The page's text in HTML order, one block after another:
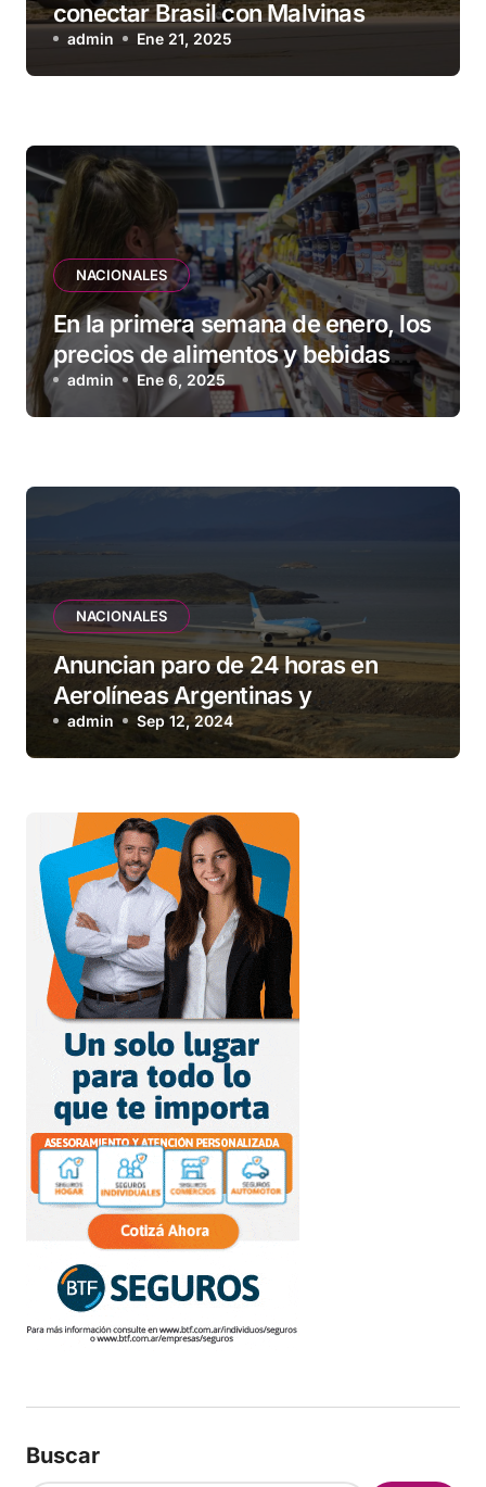
conectar Brasil con Malvinas
admin Ene 21, 2025
NACIONALES
En la primera semana de enero, los
precios de alimentos y bebidas
subieron 1,2 %
admin Ene 6, 2025
NACIONALES
Anuncian paro de 24 horas en
Aerolíneas Argentinas y
compañías low cost para el
viernes
admin Sep 12, 2024
Buscar